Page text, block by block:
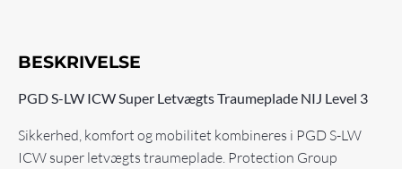
BESKRIVELSE
PGD S-LW ICW Super Letvægts Traumeplade NIJ Level 3
Sikkerhed, komfort og mobilitet kombineres i PGD S-LW
ICW super letvægts traumeplade. Protection Group